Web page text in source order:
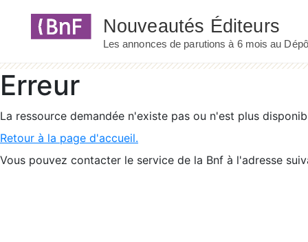
Erreur
La ressource demandée n'existe pas ou n'est plus
Retour à la page d'accueil.
Vous pouvez contacter le service de la Bnf à l'adresse